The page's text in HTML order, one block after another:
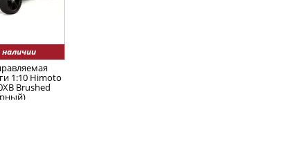
1:10 Himoto
Brushed